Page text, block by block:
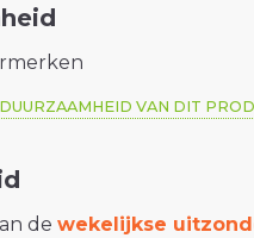
VAN DIT
dewekelijkse